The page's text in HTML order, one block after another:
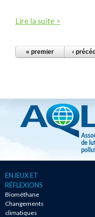
Lire la suite >
PAGES
« premier ‹
ENJEUX ET
RÉFLEXIONS
Biométhane
Changements
climatiques